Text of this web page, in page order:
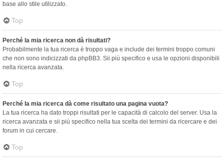
base allo stile utilizzato.
Top
Perché la mia ricerca non dà risultati?
Probabilmente la tua ricerca è troppo vaga e include dei termini troppo comuni
che non sono indicizzati da phpBB3. Sii più specifico e usa le opzioni disponibili
nella ricerca avanzata.
Top
Perché la mia ricerca dà come risultato una pagina vuota?
La tua ricerca ha dato troppi risultati per le capacità di calcolo del server. Usa la
ricerca avanzata e sii più specifico nella tua scelta dei termini da ricercare e dei
forum in cui cercare.
Top